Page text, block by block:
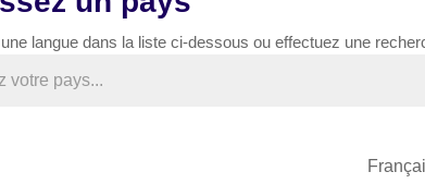
langue dans la liste ci-dessous ou effectuez une